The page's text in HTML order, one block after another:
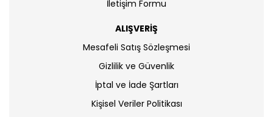
İletişim Formu
ALIŞVERİŞ
Mesafeli Satış Sözleşmesi
Gizlilik ve Güvenlik
İptal ve İade Şartları
Kişisel Veriler Politikası